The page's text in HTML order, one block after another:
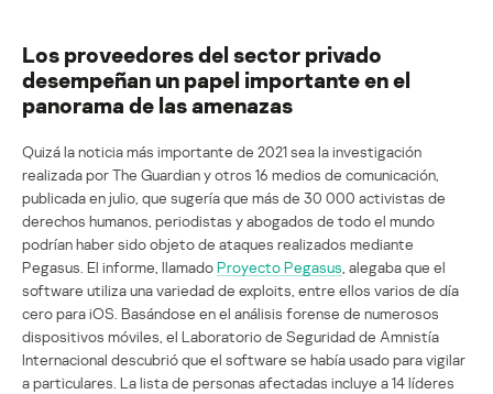
Los proveedores del sector privado
desempeñan un papel importante en el
panorama de las amenazas
Quizá la noticia más importante de 2021 sea la investigación
realizada por The Guardian y otros 16 medios de comunicación,
publicada en julio, que sugería que más de 30 000 activistas de
derechos humanos, periodistas y abogados de todo el mundo
podrían haber sido objeto de ataques realizados mediante
Pegasus. El informe, llamadoProyecto Pegasus , alegaba que el
software utiliza una variedad de exploits, entre ellos varios de día
cero para iOS. Basándose en el análisis forense de numerosos
dispositivos móviles, el Laboratorio de Seguridad de Amnistía
Internacional descubrió que el software se había usado para vigilar
a particulares. La lista de personas afectadas incluye a 14 líderes